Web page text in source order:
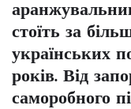
стоїть за
українських
років. Від
саморобного